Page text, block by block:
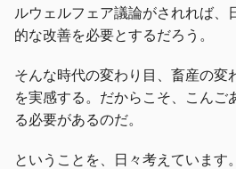
ルウェルフェア議論がされれば、
的な改善を必要とするだろう。
そんな時代の変わり目、畜産の変
を実感する。だからこそ、こんご
る必要があるのだ。
ということを、日々考えています。